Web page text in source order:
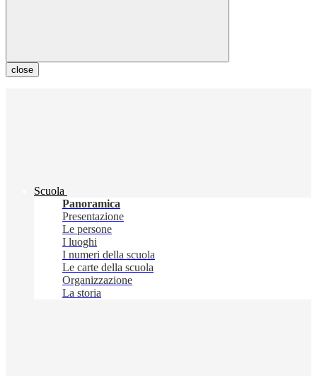
close
Scuola
Panoramica
Presentazione
Le persone
I luoghi
I numeri della scuola
Le carte della scuola
Organizzazione
La storia